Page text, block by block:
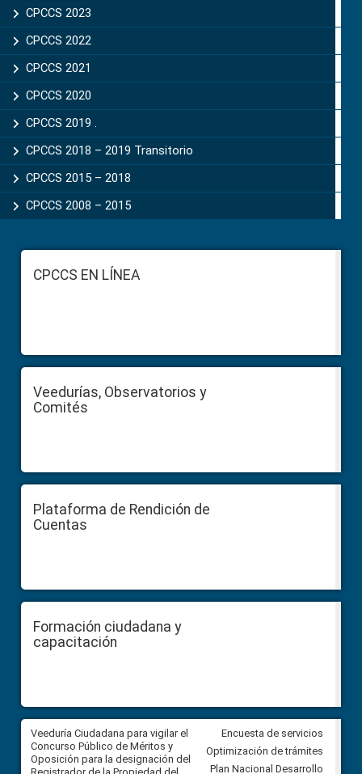
CPCCS 2023
CPCCS 2022
CPCCS 2021
CPCCS 2020
CPCCS 2019 .
CPCCS 2018 – 2019 Transitorio
CPCCS 2015 – 2018
CPCCS 2008 – 2015
FooterCPCCS EN LÍNEA
Veedurías, Observatorios y
Comités
Plataforma de Rendición de
Cuentas
Formación ciudadana y
capacitación
Veeduría Ciudadana para vigilar el
Concurso Público de Méritos y
Oposición para la designación del
Veeduría Ciudadana para
construcción del asfaltado de
diferentes barrios del sector
Encuesta de servicios
Optimización de trámites
Plan Nacional Desarrollo